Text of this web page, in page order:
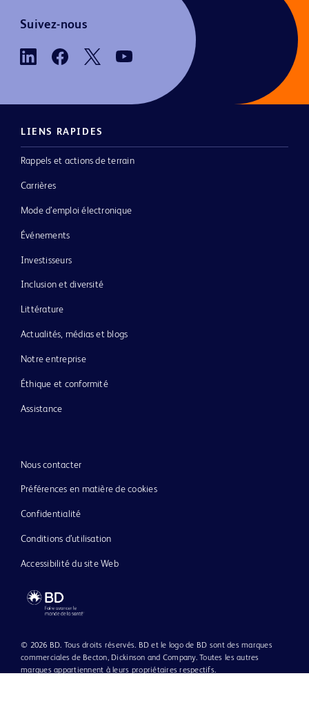
Suivez-nous
LIENS RAPIDES
Rappels et actions de terrain
Carrières
Mode d’emploi électronique
Événements
Investisseurs
Inclusion et diversité
Littérature
Actualités, médias et blogs
Notre entreprise
Éthique et conformité
Assistance
Nous contacter
Préférences en matière de cookies
Confidentialité
Conditions d’utilisation
Accessibilité du site Web
© 2026 BD. Tous droits réservés. BD et le logo de BD sont des marques
commerciales de Becton, Dickinson and Company. Toutes les autres
marques appartiennent à leurs propriétaires respectifs.